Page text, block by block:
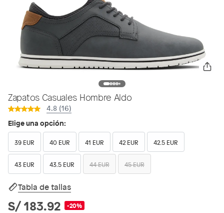
Zapatos Casuales Hombre Aldo
4.8 (16)
Elige una opción:
39 EUR 40 EUR 41 EUR 42 EUR 42.5 EUR
43 EUR 43.5 EUR 44 EUR 45 EUR
Tabla de tallas
S/ 183.92 -20%